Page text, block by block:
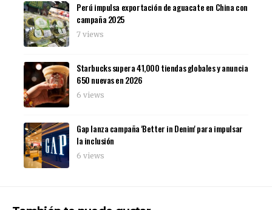
Perú impulsa exportación de aguacate en China con
campaña 2025
7 views
Starbucks supera 41,000 tiendas globales y anuncia
650 nuevas en 2026
6 views
Gap lanza campaña 'Better in Denim' para impulsar
la inclusión
6 views